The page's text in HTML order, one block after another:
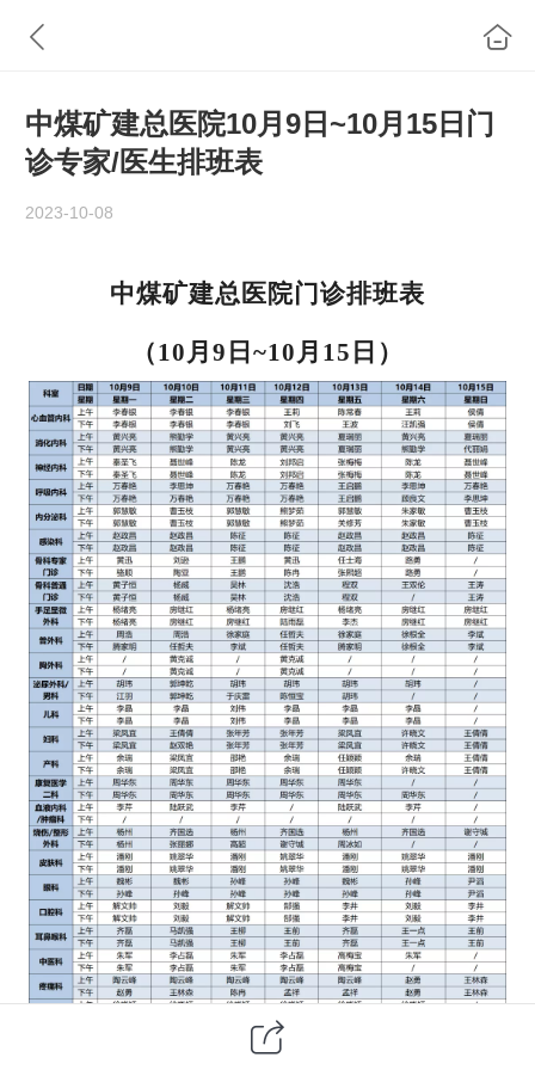
中煤矿建总医院10月9日~10月15日门
诊专家/医生排班表
2023-10-08
中煤矿建总医院门诊排班表
（10月9日~10月15日）